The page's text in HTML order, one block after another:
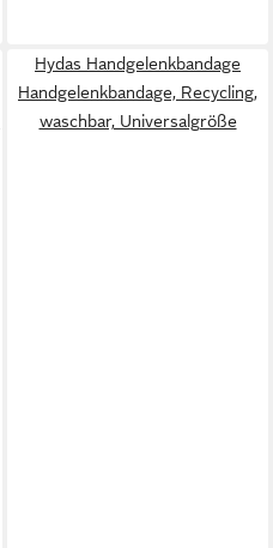
Hydas Handgelenkbandage
Handgelenkbandage, Recycling,
waschbar, Universalgröße